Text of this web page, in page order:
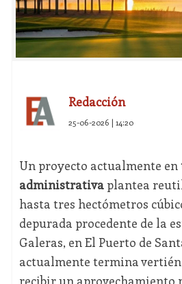
Redacción
25-06-2026 | 14:20
Un proyecto actualmente en
administrativaplantea
hasta tres hectómetros
depurada procedente de la
Galeras, en El Puerto de
actualmente termina
recibir un aprovechamiento